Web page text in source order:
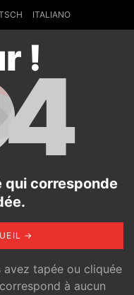
ITALIANO
!
4
qui corresponde
→
avez tapée ou cliquée
à aucun